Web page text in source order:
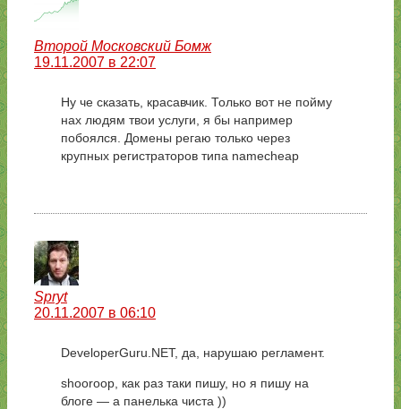
Второй Московский Бомж
19.11.2007 в 22:07
Ну че сказать, красавчик. Только вот не пойму
нах людям твои услуги, я бы например
побоялся. Домены регаю только через
крупных регистраторов типа namecheap
Spryt
20.11.2007 в 06:10
DeveloperGuru.NET, да, нарушаю регламент.
shooroop, как раз таки пишу, но я пишу на
блоге — а панелька чиста ))